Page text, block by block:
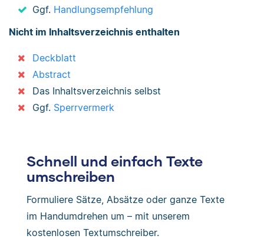
Ggf. Handlungsempfehlung
Nicht im Inhaltsverzeichnis enthalten
Deckblatt
Abstract
Das Inhaltsverzeichnis selbst
Ggf. Sperrvermerk
Schnell und einfach Texte
umschreiben
Formuliere Sätze, Absätze oder ganze Texte
im Handumdrehen um – mit unserem
kostenlosen Textumschreiber.